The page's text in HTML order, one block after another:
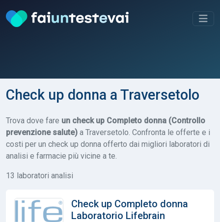
Check up donna a Traversetolo
Trova dove fare un check up Completo donna (Controllo
prevenzione salute) a Traversetolo. Confronta le offerte e i
costi per un check up donna offerto dai migliori laboratori di
analisi e farmacie più vicine a te.
13 laboratori analisi
Check up Completo donna
Laboratorio Lifebrain